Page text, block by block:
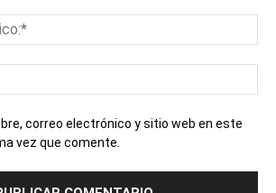
correo electrónico y sitio web en este
vez que comente.